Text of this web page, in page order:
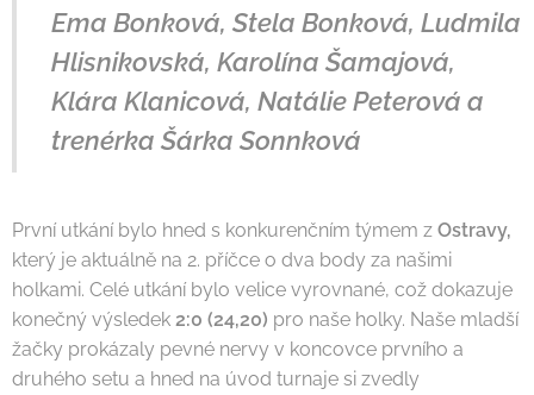
Ema Bonková, Stela Bonková, Ludmila
Hlisnikovská, Karolína Šamajová,
Klára Klanicová, Natálie Peterová a
trenérka Šárka Sonnková
První utkání bylo hned s konkurenčním týmem z Ostravy,
který je aktuálně na 2. příčce o dva body za našimi
holkami. Celé utkání bylo velice vyrovnané, což dokazuje
konečný výsledek 2:0 (24,20) pro naše holky. Naše mladší
žačky prokázaly pevné nervy v koncovce prvního a
druhého setu a hned na úvod turnaje si zvedly